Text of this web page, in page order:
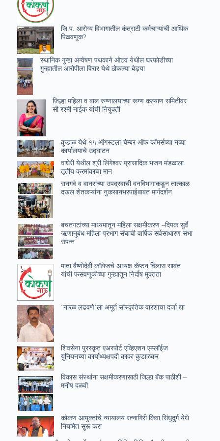
जि.प. आरोग्य विभागातील कंत्राटी कर्मचाऱ्यांची आर्थिक
पिळवणूक?
स्थानिक गुन्हा अन्वेषण पथकाने ओटव येथील घरफोडीच्या
गुन्ह्यातील आरोपीला विरार येथे ठोकल्या बेड्या
जिल्हा महिला व बाल रुग्णालयाच्या रूग्ण कल्याण समितीवर
सौ रश्मी नाईक यांची नियुक्ती
कुडाळ येथे १५ ऑगस्टला चेम्बर ऑफ कॉमर्सच्या नव्या
कार्यालयाचे उ‌द्घाटन
वाघेरी येथील श्री लिंगेश्वर प्रासादिक भजन मंडळाला
तृतीय क्रमांकाचा मान
रानगवे व वानरांच्या उपद्रवाची वनविभागाकडून तात्काळ
दखल शेतकऱ्यांना नुकसानभरपाईबाबत मार्गदर्शन
बचतगटांच्या माध्यमातून महिला सक्षमीकरण –दिपक सुर्वे
ऋणानुबंध महिला प्रभाग संघाची वार्षिक सर्वसाधारण सभा
संपन्न
माता वैष्णोदेवी कॉलेजचे अध्यक्ष कॅप्टन विलास सावंत
यांची फसवणुकीच्या गुन्ह्यातून निर्दोष मुक्तता
‘नारळ लढवणे’ला अमूर्त सांस्कृतिक वारशाचा दर्जा द्या
शिवसेना पुरस्कृत एअरपोर्ट एव्हिएशन एम्प्लॉईज
युनियनच्या कार्याध्यक्षपदी काका कुडाळकर
विकास संस्थांना सक्षमीकरणासाठी जिल्हा बॅंक पाठीशी –
मनीष दळवी
कोकण आयुक्तांचे न्यायालय रत्नागिरी किंवा सिंधुदुर्ग येथे
नियमित सुरू करा